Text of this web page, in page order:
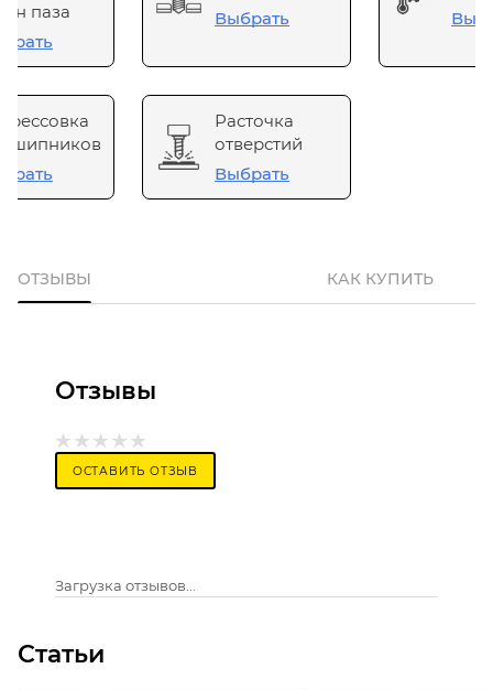
паза
Выбрать
Расточка
отверстий
Выбрать
ОТЗЫВЫ КАК КУПИТЬ
Отзывы
ОСТАВИТЬ ОТЗЫВ
Загрузка отзывов...
Статьи